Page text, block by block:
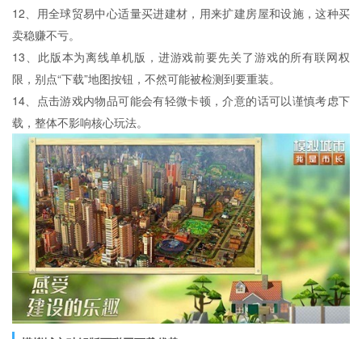
12、用全球贸易中心适量买进建材，用来扩建房屋和设施，这种买
卖稳赚不亏。
13、此版本为离线单机版，进游戏前要先关了游戏的所有联网权
限，别点“下载”地图按钮，不然可能被检测到要重装。
14、点击游戏内物品可能会有轻微卡顿，介意的话可以谨慎考虑下
载，整体不影响核心玩法。